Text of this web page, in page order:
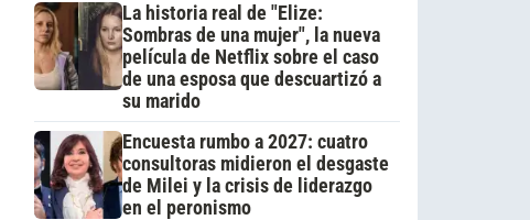
La historia real de "Elize:
Sombras de una mujer", la nueva
película de Netflix sobre el caso
de una esposa que descuartizó a
su marido
Encuesta rumbo a 2027: cuatro
consultoras midieron el desgaste
de Milei y la crisis de liderazgo
en el peronismo